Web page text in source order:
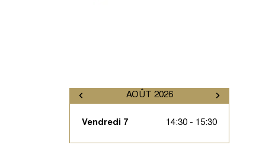
AOÛT 2026
Vendredi 7 14:30 - 15:30